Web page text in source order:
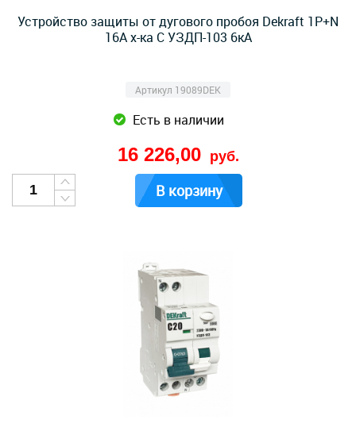
Устройство защиты от дугового пробоя Dekraft 1P+N
16A х-ка C УЗДП-103 6кА
Артикул 19089DEK
Есть в наличии
16 226,00 руб.
В корзину